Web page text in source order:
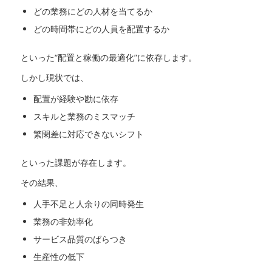
どの業務にどの人材を当てるか
どの時間帯にどの人員を配置するか
といった“配置と稼働の最適化”に依存します。
しかし現状では、
配置が経験や勘に依存
スキルと業務のミスマッチ
繁閑差に対応できないシフト
といった課題が存在します。
その結果、
人手不足と人余りの同時発生
業務の非効率化
サービス品質のばらつき
生産性の低下